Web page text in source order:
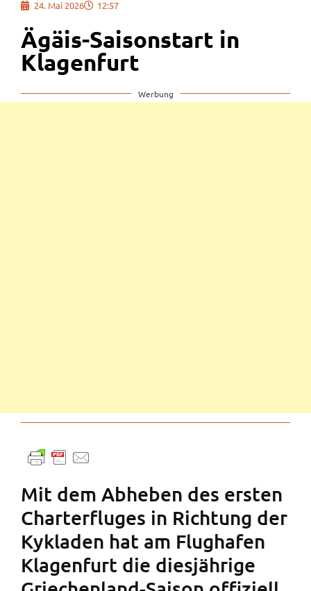
24. Mai 2026 12:57
Ägäis-Saisonstart in
Klagenfurt
Werbung
Mit dem Abheben des ersten
Charterfluges in Richtung der
Kykladen hat am Flughafen
Klagenfurt die diesjährige